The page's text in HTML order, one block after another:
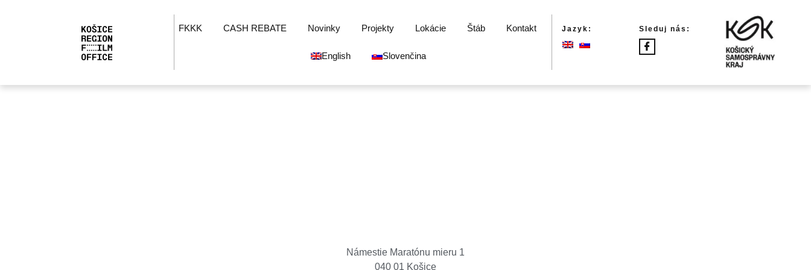
FKKK CASH REBATE Novinky Projekty Lokácie Štáb Kontakt
English Slovenčina
Jazyk: Sleduj nás:
Námestie Maratónu mieru 1
040 01 Košice